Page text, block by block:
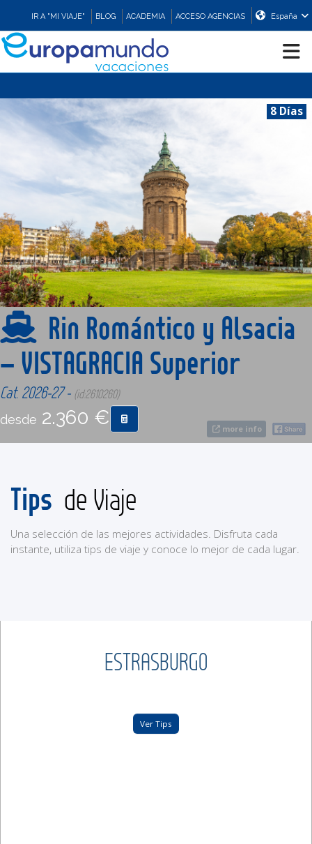
IR A "MI VIAJE" BLOG ACADEMIA ACCESO AGENCIAS España
EUROPA
ASIA
ORIENTE
PROMOCIONES
COMPRAR
CONTACTO
8 Días
more info
Rin Romántico y Alsacia
– VISTAGRACIA Superior
Cat. 2026-27 - (id:2610260)
desde 2.360 €
Tips de Viaje
Una selección de las mejores actividades. Disfruta cada
instante, utiliza tips de viaje y conoce lo mejor de cada lugar.
ESTRASBURGO
Ver Tips